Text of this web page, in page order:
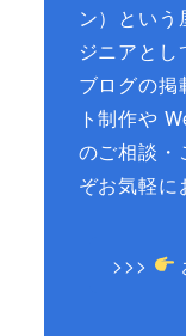
ン）とい
ジニアとし
ブログの掲
ト制作や
のご相談・
ぞお気軽に
>>>